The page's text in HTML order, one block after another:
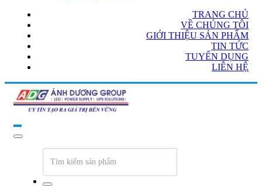
TRANG CHỦ
VỀ CHÚNG TÔI
GIỚI THIỆU SẢN PHẨM
TIN TỨC
TUYỂN DỤNG
LIÊN HỆ